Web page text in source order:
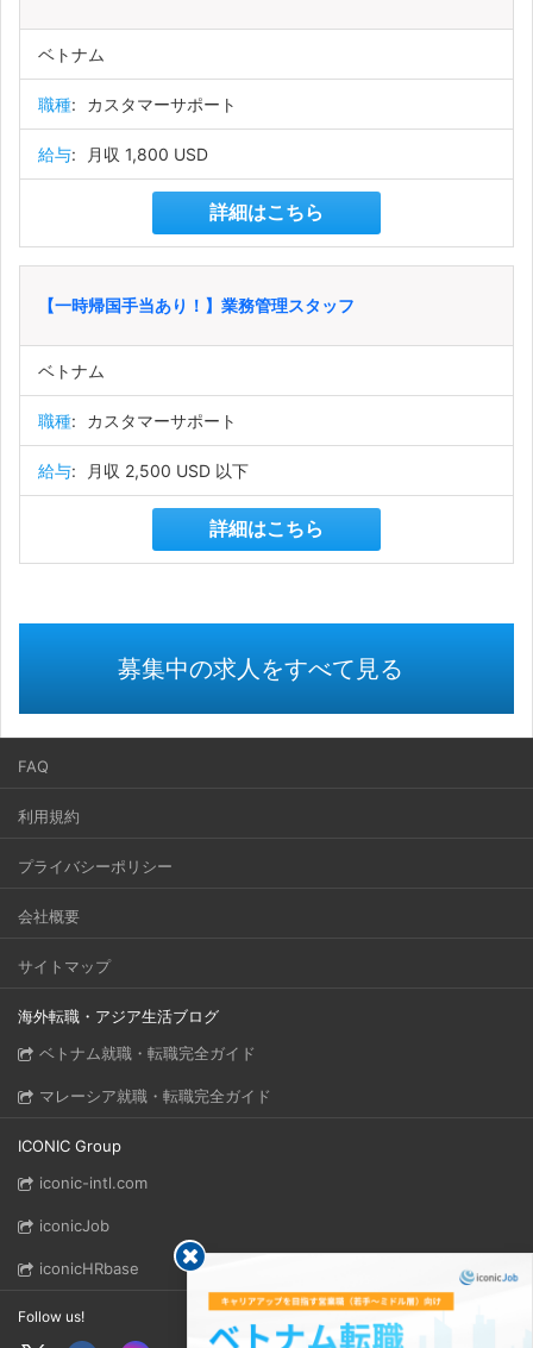
ベトナム
職種: カスタマーサポート
給与: 月収 1,800 USD
詳細はこちら
【一時帰国手当あり！】業務管理スタッフ
ベトナム
職種: カスタマーサポート
給与: 月収 2,500 USD 以下
詳細はこちら
募集中の求人をすべて見る
FAQ
利用規約
プライバシーポリシー
会社概要
サイトマップ
海外転職・アジア生活ブログ
ベトナム就職・転職完全ガイド
マレーシア就職・転職完全ガイド
ICONIC Group
iconic-intl.com
iconicJob
iconicHRbase
Follow us!